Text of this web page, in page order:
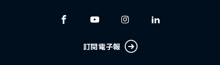
訂閱電子報